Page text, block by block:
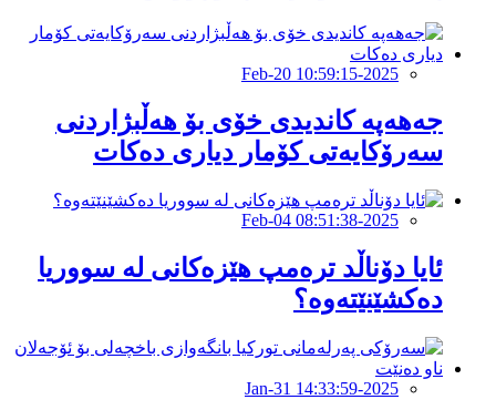
2025-Feb-20 10:59:15
جەهەپە كاندیدی خۆی بۆ هەڵبژاردنی
سەرۆكایەتی كۆمار دیاری دەكات
2025-Feb-04 08:51:38
ئایا دۆناڵد ترەمپ هێزەکانى لە سووریا
دەکشێنێتەوە؟
2025-Jan-31 14:33:59